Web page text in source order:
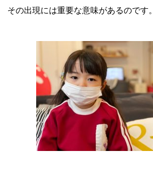
その出現には重要な意味があるのです。